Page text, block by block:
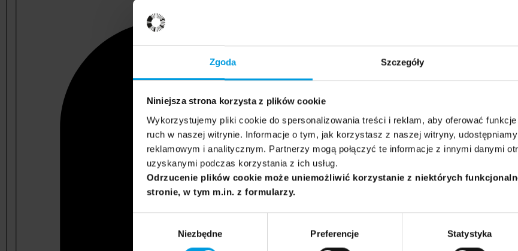
Zgoda Szczegóły
Niniejsza strona korzysta z plików cookie
Wykorzystujemy pliki cookie do spersonalizowania treści i reklam, aby oferować
ruch w naszej witrynie. Informacje o tym, jak korzystasz z naszej witryny,
reklamowym i analitycznym. Partnerzy mogą połączyć te informacje z innymi danymi
uzyskanymi podczas korzystania z ich usług.
Odrzucenie plików cookie może uniemożliwić korzystanie z niektórych
stronie, w tym m.in. z formularzy.
Niezbędne Preferencje Statystyka